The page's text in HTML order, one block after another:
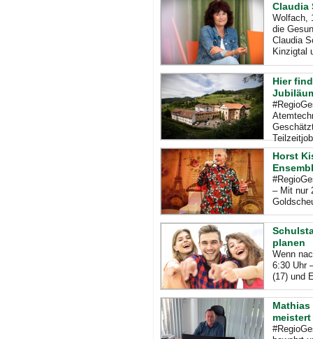
Claudia
Wolfach,
die
Claudia
Kinzigtal
Hier
Horst
– Mit nur
planen
Wenn
6:30 Uhr
(17) und
Mathias